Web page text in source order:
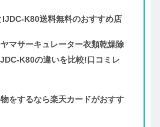
K80送料無料のおすすめ店
マサーキュレーター衣類乾燥除
K80の違いを比較!口コミレ
をするなら楽天カードがおすす